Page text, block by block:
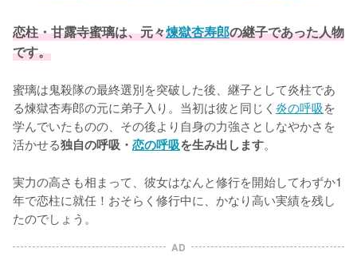
恋柱・甘露寺蜜璃は、元々煉獄杏寿郎の継子であった人物
です。
蜜璃は鬼殺隊の最終選別を突破した後、継子として炎柱であ
る煉獄杏寿郎の元に弟子入り。当初は彼と同じく 炎の呼吸を
学んでいたものの、その後より自身の力強さとしなやかさを
活かせる独自の呼吸・ 恋の呼吸を生み出します。
実力の高さも相まって、彼女はなんと修行を開始してわずか1
年で恋柱に就任！おそらく修行中に、かなり高い実績を残し
たのでしょう。
AD